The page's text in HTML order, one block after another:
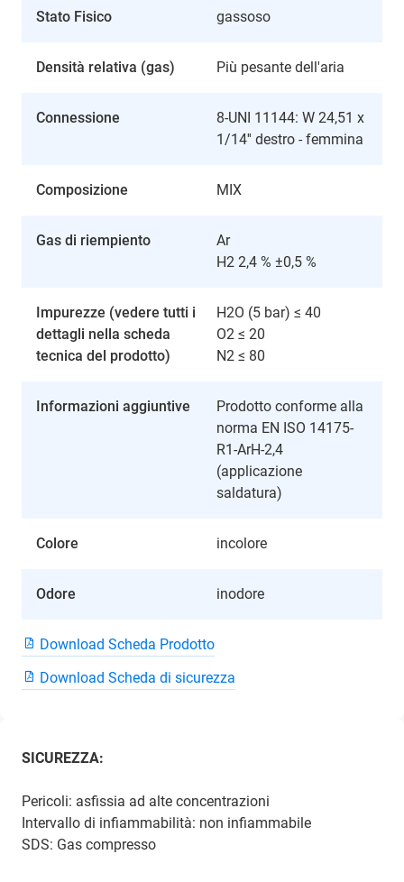
Stato Fisico gassoso
Densità relativa (gas) Più pesante dell'aria
Connessione
8-UNI 11144: W 24,51 x
1/14'' destro - femmina
Composizione MIX
Gas di riempiento
Ar
H2 2,4 % ±0,5 %
Impurezze (vedere tutti i
dettagli nella scheda
tecnica del prodotto)
H2O (5 bar) ≤ 40
O2 ≤ 20
N2 ≤ 80
Informazioni aggiuntive
Prodotto conforme alla
norma EN ISO 14175-
R1-ArH-2,4
(applicazione
saldatura)
Colore incolore
Odore inodore
Download Scheda Prodotto
Download Scheda di sicurezza
SICUREZZA:
Pericoli: asfissia ad alte concentrazioni
Intervallo di infiammabilità: non infiammabile
SDS: Gas compresso